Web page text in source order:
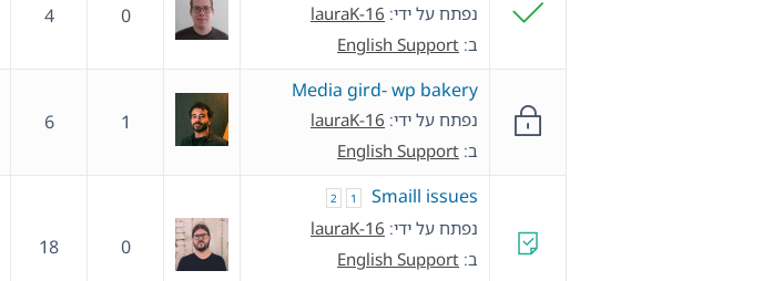
נפתח על ידי: lauraK-16
ב: English Support
0
4
Media gird- wp bakery
נפתח על ידי: lauraK-16
ב: English Support
1
6
Smaill issues
1
2
נפתח על ידי: lauraK-16
ב: English Support
0
18